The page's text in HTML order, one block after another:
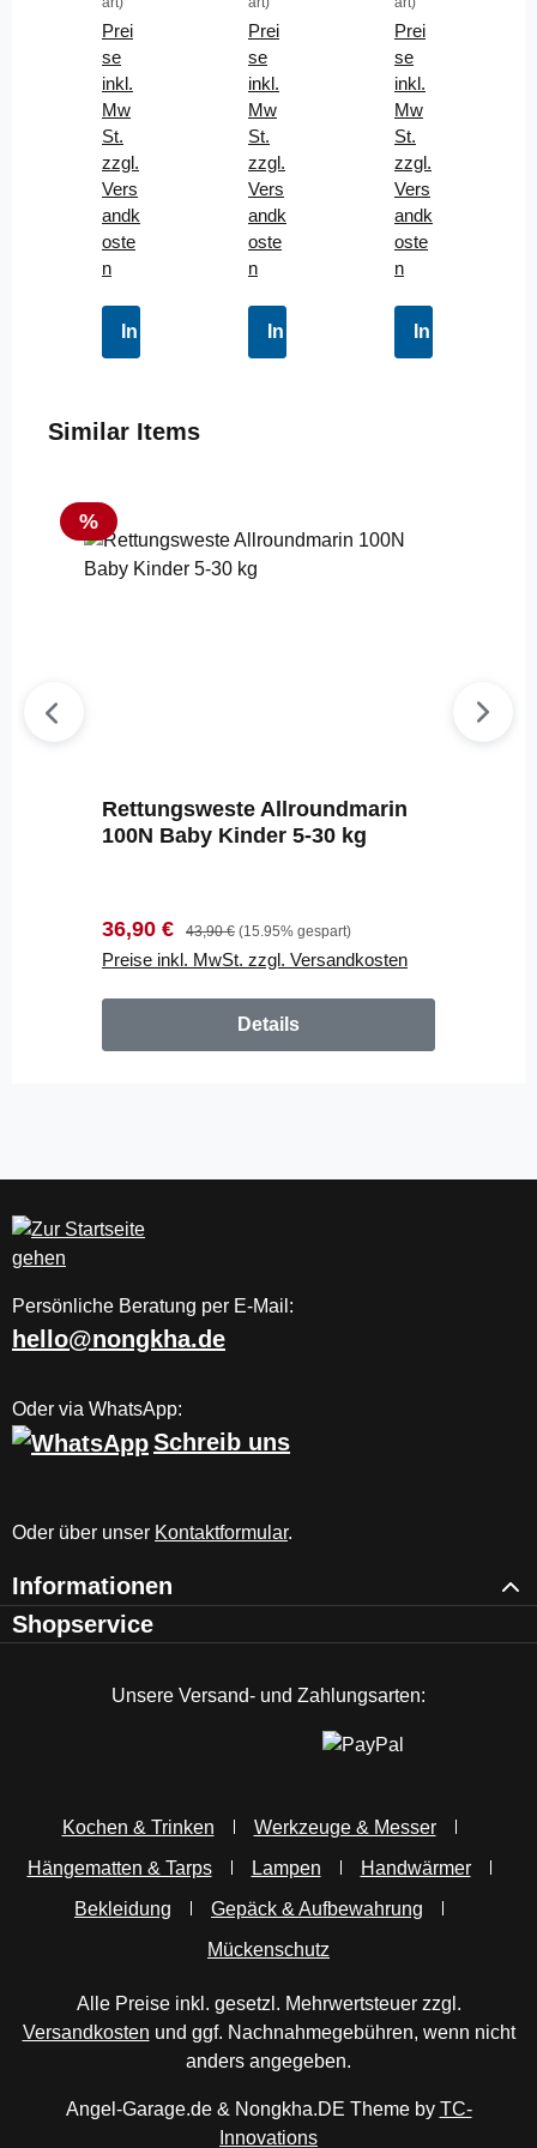
YM
P
320
Bla
u
Ca
mo
SE
T
Prei
se
inkl.
Mw
St.
zzgl.
Vers
andk
oste
n
In den Warenkorb
KU
NA
320
Du
nke
lbla
u
SE
T
Prei
se
inkl.
Mw
St.
zzgl.
Vers
andk
oste
n
In den Warenkorb
Har
tluf
t
480
cm
3
Per
son
en
SE
T
grü
Prei
se
inkl.
Mw
St.
zzgl.
Vers
andk
oste
n
In den
Produktgalerie überspringen
Similar Items
Rabatt
%
Rettungsweste Allroundmarin
100N Baby Kinder 5-30 kg
Verkaufspreis:
36,90 € Regulärer Preis:
43,90 € (15.95% gespart)
Preise inkl. MwSt. zzgl. Versandkosten
Details
Persönliche Beratung per E-Mail:
hello@nongkha.de
Oder via WhatsApp:
Schreib uns
Oder über unser Kontaktformular.
Informationen
Shopservice
Unsere Versand- und Zahlungsarten:
Kochen & Trinken
Werkzeuge & Messer
Hängematten & Tarps
Lampen
Handwärmer
Bekleidung
Gepäck & Aufbewahrung
Mückenschutz
Alle Preise inkl. gesetzl. Mehrwertsteuer zzgl.
Versandkosten und ggf. Nachnahmegebühren, wenn nicht
anders angegeben.
Angel-Garage.de & Nongkha.DE Theme by TC-
Innovations